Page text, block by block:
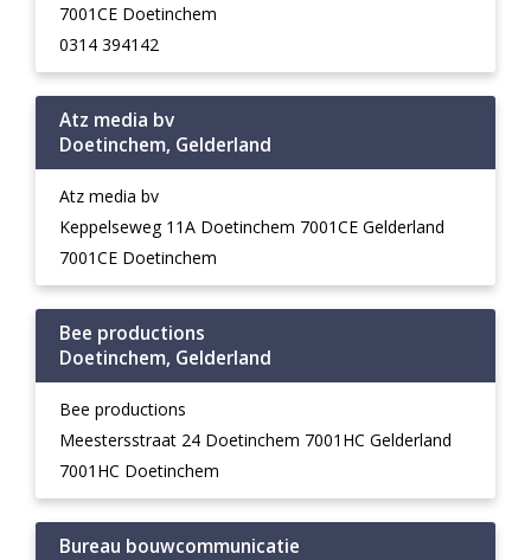
7001CE Doetinchem
0314 394142
Atz media bv
Doetinchem, Gelderland
Atz media bv
Keppelseweg 11A Doetinchem 7001CE Gelderland
7001CE Doetinchem
Bee productions
Doetinchem, Gelderland
Bee productions
Meestersstraat 24 Doetinchem 7001HC Gelderland
7001HC Doetinchem
Bureau bouwcommunicatie